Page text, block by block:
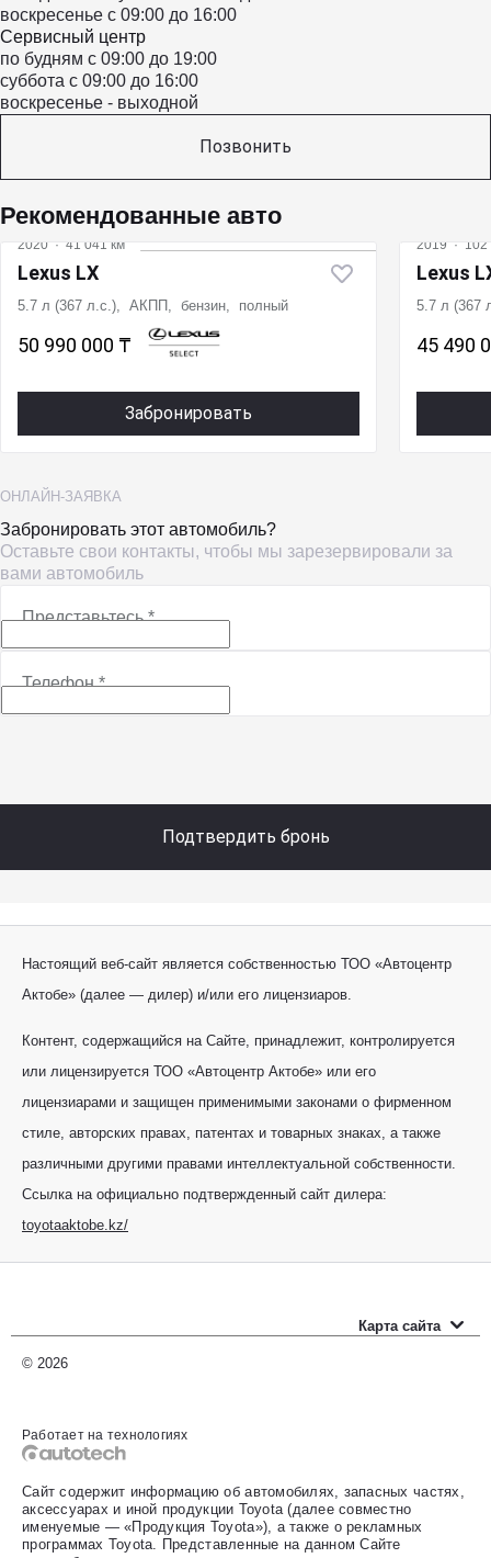
воскресенье с 09:00 до 16:00
Сервисный центр
по будням с 09:00 до 19:00
суббота с 09:00 до 16:00
воскресенье - выходной
Позвонить
Рекомендованные авто
2020 · 41 041 км
Lexus LX
5.7 л (367 л.с.), АКПП, бензин, полный
50 990 000 ₸
Забронировать
2019 · 102
Lexus
5.7 л (367
45 490
ОНЛАЙН-ЗАЯВКА
Забронировать этот автомобиль?
Оставьте свои контакты, чтобы мы зарезервировали за
вами автомобиль
Представьтесь*
Телефон*
Подтвердить бронь
Настоящий веб-сайт является собственностью ТОО «Автоцентр
Актобе» (далее — дилер) и/или его лицензиаров.
Контент, содержащийся на Сайте, принадлежит, контролируется
или лицензируется ТОО «Автоцентр Актобе» или его
лицензиарами и защищен применимыми законами о фирменном
стиле, авторских правах, патентах и товарных знаках, а также
различными другими правами интеллектуальной собственности.
Ссылка на официально подтвержденный сайт дилера:
toyotaaktobe.kz/
Карта сайта
Новые автомобили
Автомобили с пробегом
Оценить свой авто
Специальные предложения
© 2026
Работает на технологиях
Сайт содержит информацию об автомобилях, запасных частях,
аксессуарах и иной продукции Toyota (далее совместно
именуемые — «Продукция Toyota»), а также о рекламных
программах Toyota. Представленные на данном Сайте